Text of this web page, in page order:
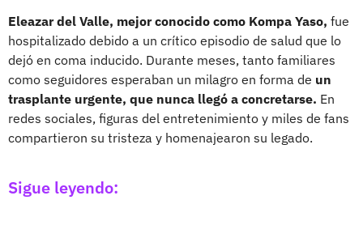
Eleazar del Valle, mejor conocido como Kompa Yaso, fue
hospitalizado debido a un crítico episodio de salud que lo
dejó en coma inducido. Durante meses, tanto familiares
como seguidores esperaban un milagro en forma de un
trasplante urgente, que nunca llegó a concretarse. En
redes sociales, figuras del entretenimiento y miles de fans
compartieron su tristeza y homenajearon su legado.
Sigue leyendo: